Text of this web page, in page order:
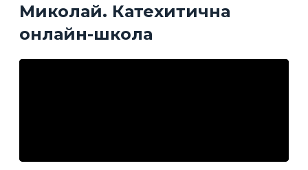
Миколай. Катехитична
онлайн-школа